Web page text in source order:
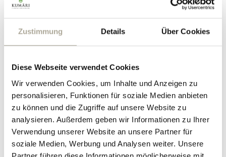
Zustimmung Details Über Cookies
Diese Webseite verwendet Cookies
Wir verwenden Cookies, um Inhalte und Anzeigen zu
personalisieren, Funktionen für soziale Medien anbieten
zu können und die Zugriffe auf unsere Website zu
analysieren. Außerdem geben wir Informationen zu Ihrer
Verwendung unserer Website an unsere Partner für
soziale Medien, Werbung und Analysen weiter. Unsere
Der Kumari Beauty-Blog
Mit Experten-Tipps zu Hautpflege, Ernährung und
Lifestyle, inspirierenden Artikeln und Einblicken in die
zum Strahlen zu bringen und ein gesundes,
ausgeglichenes Leben zu führen.
4 Summer Essentials für Haut
& Haare - Diese Pflege sollte
im Sommer nicht fehlen
4 Summer Essentials für Haut &
Haare – Diese Pflege...